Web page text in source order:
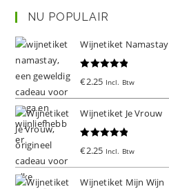
NU POPULAIR
Wijnetiket Namastay
€2.25 Incl. Btw
Wijnetiket Je Vrouw
€2.25 Incl. Btw
Wijnetiket Mijn Wijn